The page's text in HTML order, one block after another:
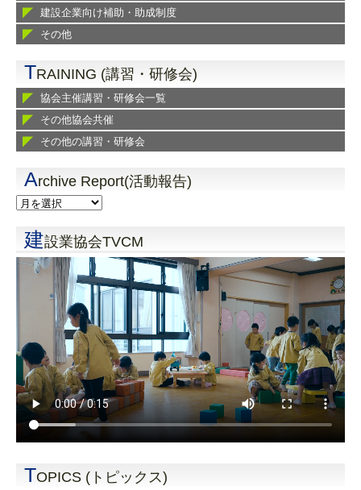
建設企業向け補助・助成制度
その他
TRAINING (講習・研修会)
協会主催講習・研修会一覧
その他協会共催
その他の講習・研修会
Archive Report(活動報告)
建設業協会TVCM
TOPICS (トピックス)